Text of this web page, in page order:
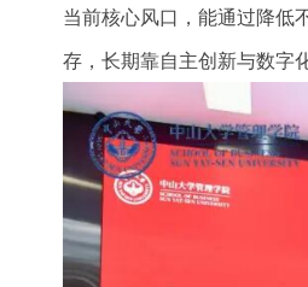
当前核心风口，能通过降低
存，长期靠自主创新与数字